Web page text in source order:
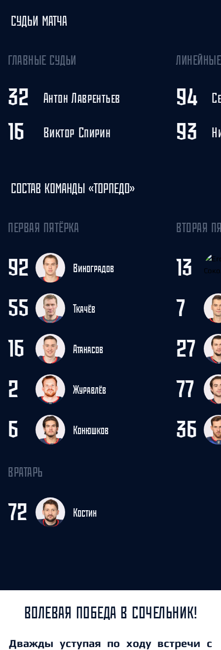
СУДЬИ МАТЧА
ГЛАВНЫЕ СУДЬИ
32 Антон Лаврентьев
16 Виктор Спирин
94
93
СОСТАВ КОМАНДЫ «ТОРПЕДО»
ПЕРВАЯ ПЯТЁРКА
92 Виноградов
55 Ткачёв
16 Атанасов
2 Журавлёв
6 Конюшков
ВТОРАЯ
13
7
27
77
36
ВРАТАРЬ
72 Костин
ВОЛЕВАЯ ПОБЕДА В СОЧЕЛЬНИК!
Дважды уступая по ходу встречи с